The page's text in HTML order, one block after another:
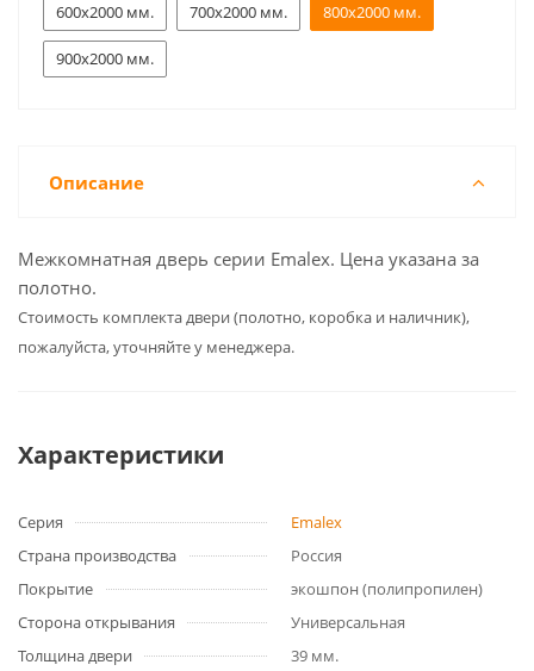
600x2000 мм.
700x2000 мм. 800x2000 мм.
900x2000 мм.
Описание
Межкомнатная дверь серии Emalex. Цена указана за
полотно.
Cтоимость комплекта двери (полотно, коробка и наличник),
пожалуйста, уточняйте у менеджера.
Характеристики
Серия
Emalex
Страна производства
Россия
Покрытие
экошпон (полипропилен)
Сторона открывания
Универсальная
Толщина двери
39 мм.